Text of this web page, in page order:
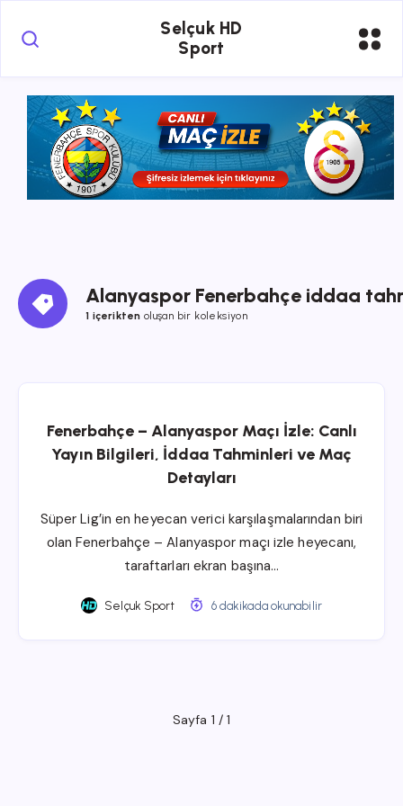
Selçuk HD
Sport
Alanyaspor Fenerbahçe iddaa
1 içerikten oluşan bir koleksiyon
Fenerbahçe – Alanyaspor Maçı İzle: Canlı
Yayın Bilgileri, İddaa Tahminleri ve Maç
Detayları
Süper Lig’in en heyecan verici karşılaşmalarından biri
olan Fenerbahçe – Alanyaspor maçı izle heyecanı,
taraftarları ekran başına…
Selçuk Sport 6 dakikada okunabilir
Sayfa 1 / 1